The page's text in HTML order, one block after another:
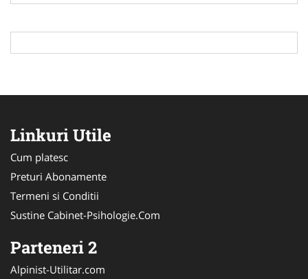
Linkuri Utile
Cum platesc
Preturi Abonamente
Termeni si Conditii
Sustine Cabinet-Psihologie.Com
Parteneri 2
Alpinist-Utilitar.com